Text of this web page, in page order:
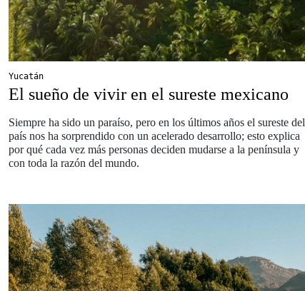
Yucatán
El sueño de vivir en el sureste mexicano
Siempre ha sido un paraíso, pero en los últimos años el sureste del
país nos ha sorprendido con un acelerado desarrollo; esto explica
por qué cada vez más personas deciden mudarse a la península y
con toda la razón del mundo.